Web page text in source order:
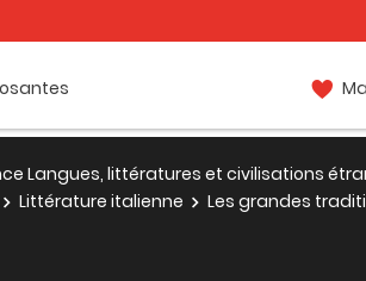
Langues, littératures et civilisations
Littérature italienne Les grandes